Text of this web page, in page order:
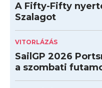
A Fifty-Fifty
Szalagot
VITORLÁZÁS
SailGP 2026
a szombati